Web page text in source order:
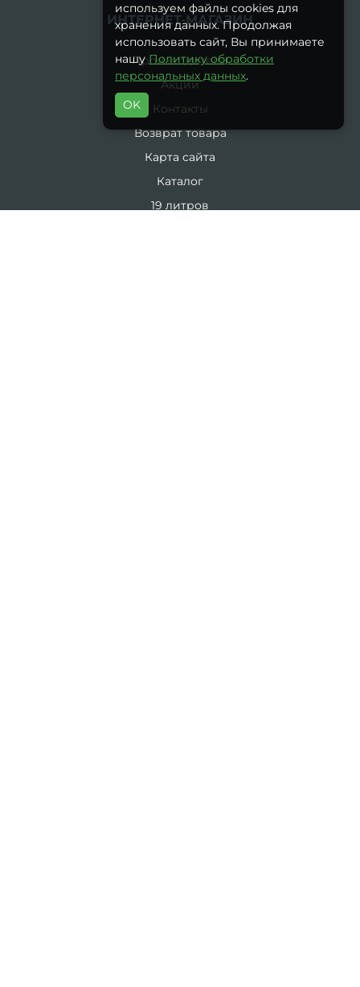
ИНТЕРНЕТ-МАГАЗИН
Производители
Акции
Контакты
Возврат товара
Карта сайта
Каталог
19 литров
используем файлы cookies для
хранения данных. Продолжая
использовать сайт, Вы принимаете
нашуПолитику обработки
персональных данных.
OK